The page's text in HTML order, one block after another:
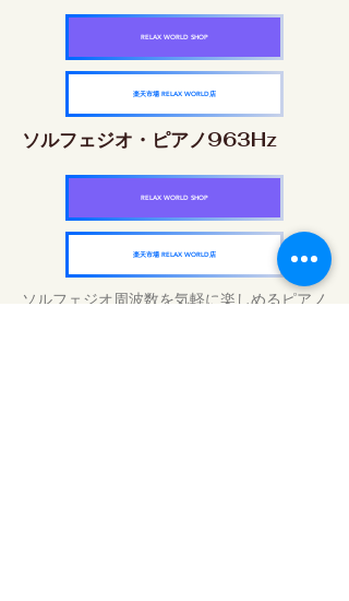
RELAX WORLD SHOP
楽天市場 RELAX WORLD店
ソルフェジオ・ピアノ963Hz
RELAX WORLD SHOP
楽天市場 RELAX WORLD店
ソルフェジオ周波数を気軽に楽しめるピアノ